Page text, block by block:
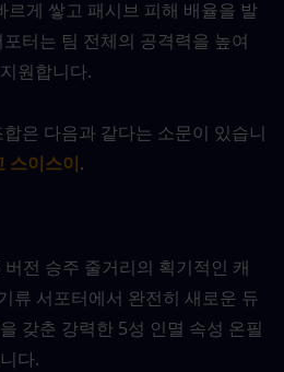
르게 쌓고 패시브 피해 배율을 발
터는 팀 전체의 공격력을 높여
원합니다.
은 다음과 같다는 소문이 있습니
스이스이.
전 승주 줄거리의 획기적인 캐
류 서포터에서 완전히 새로운 듀
갖춘 강력한 5성 인멸 속성 온필
다.